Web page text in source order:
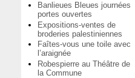
Banlieues Bleues journées
portes ouvertes
Expositions-ventes de
broderies palestiniennes
Faîtes-vous une toile avec
l’araignée
Robespierre au Théâtre de
la Commune